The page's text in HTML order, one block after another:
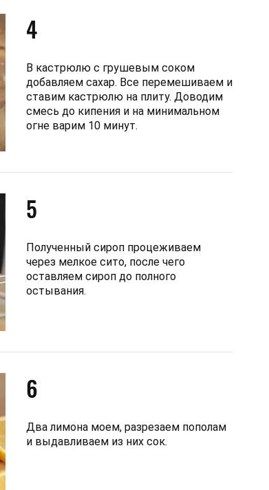
4
В кастрюлю с грушевым соком
добавляем сахар. Все перемешиваем и
ставим кастрюлю на плиту. Доводим
смесь до кипения и на минимальном
огне варим 10 минут.
5
Полученный сироп процеживаем
через мелкое сито, после чего
оставляем сироп до полного
остывания.
6
Два лимона моем, разрезаем пополам
и выдавливаем из них сок.